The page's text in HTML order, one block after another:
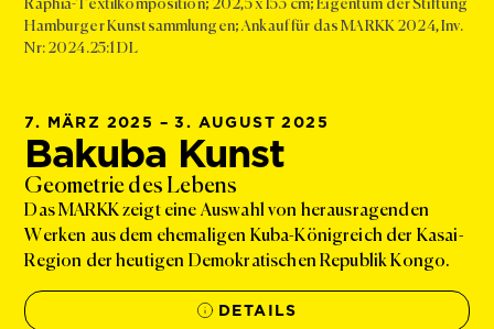
7. MÄRZ 2025 – 3. AUGUST 2025
Bakuba Kunst
Geometrie des Lebens
Das MARKK zeigt eine Auswahl von herausragenden
Werken aus dem ehemaligen Kuba-Königreich der Kasai-
Region der heutigen Demokratischen Republik Kongo.
DETAILS
Hamburger Kunstsammlungen; Ankauf für das MARKK 2024, Inv.
Nr: 2024.25:1 DL